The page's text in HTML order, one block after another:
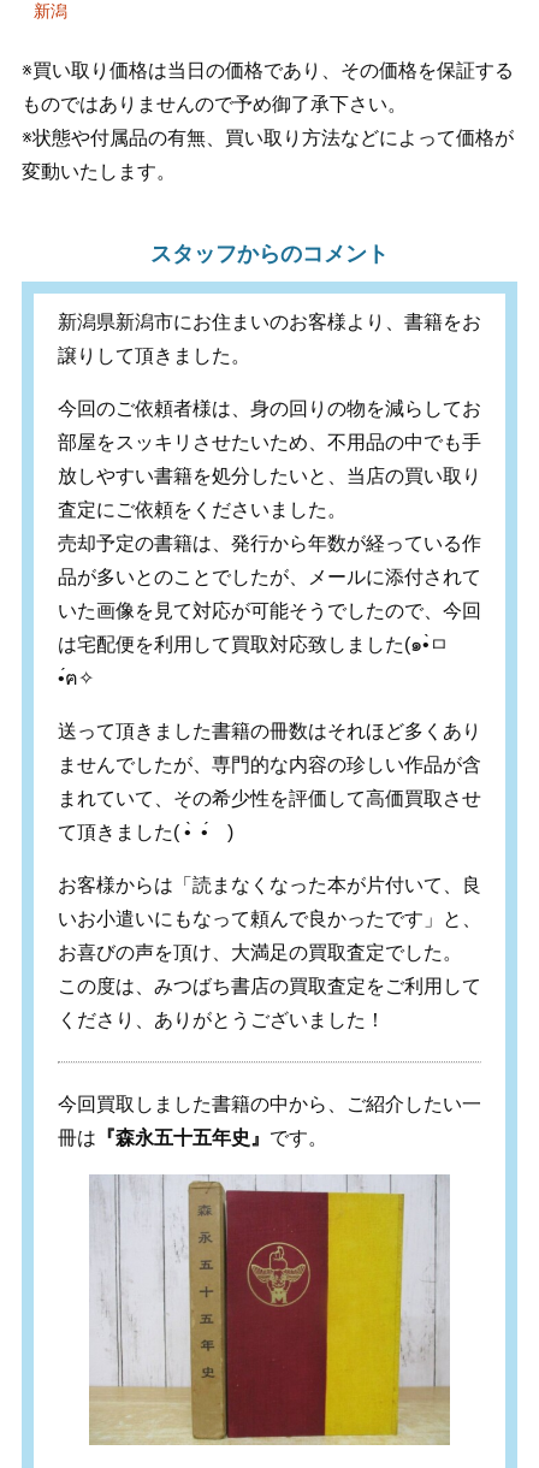
新潟
※買い取り価格は当日の価格であり、その価格を保証する
ものではありませんので予め御了承下さい。
※状態や付属品の有無、買い取り方法などによって価格が
変動いたします。
スタッフからのコメント
新潟県新潟市にお住まいのお客様より、書籍をお
譲りして頂きました。
今回のご依頼者様は、身の回りの物を減らしてお
部屋をスッキリさせたいため、不用品の中でも手
放しやすい書籍を処分したいと、当店の買い取り
査定にご依頼をくださいました。
売却予定の書籍は、発行から年数が経っている作
品が多いとのことでしたが、メールに添付されて
いた画像を見て対応が可能そうでしたので、今回
は宅配便を利用して買取対応致しました(๑•̀ ㅁ
•́ฅ✧
送って頂きました書籍の冊数はそれほど多くあり
ませんでしたが、専門的な内容の珍しい作品が含
まれていて、その希少性を評価して高価買取させ
て頂きました( •̀ •́ )
お客様からは「読まなくなった本が片付いて、良
いお小遣いにもなって頼んで良かったです」と、
お喜びの声を頂け、大満足の買取査定でした。
この度は、みつばち書店の買取査定をご利用して
くださり、ありがとうございました！
今回買取しました書籍の中から、ご紹介したい一
冊は 『森永五十五年史』 です。